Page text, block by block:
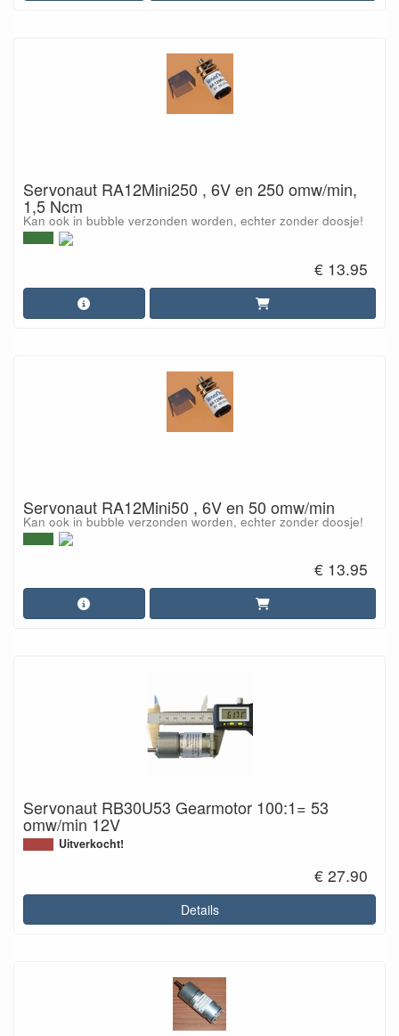
Servonaut RA12Mini250 , 6V en 250 omw/min,
1,5 Ncm
Kan ook in bubble verzonden worden, echter zonder doosje!
€ 13.95
Servonaut RA12Mini50 , 6V en 50 omw/min
Kan ook in bubble verzonden worden, echter zonder doosje!
€ 13.95
Servonaut RB30U53 Gearmotor 100:1= 53
omw/min 12V
Uitverkocht!
€ 27.90
Details